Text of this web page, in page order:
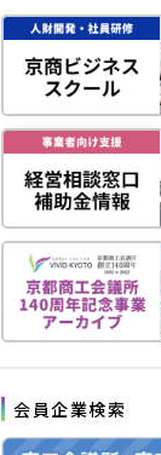
会員企業検索